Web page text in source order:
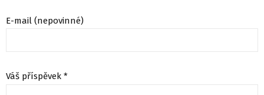
E-mail (nepovinné)
Váš příspěvek *